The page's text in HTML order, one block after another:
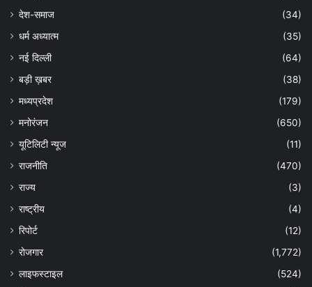
देश-समाज
(34)
धर्म अध्यात्म
(35)
नई दिल्ली
(64)
बड़ी ख़बर
(38)
मध्यप्रदेश
(179)
मनोरंजन
(650)
यूटिलिटी न्यूज
(11)
राजनीति
(470)
राज्य
(3)
राष्ट्रीय
(4)
रिपोर्ट
(12)
रोजगार
(1,772)
लाइफस्टाइल
(524)